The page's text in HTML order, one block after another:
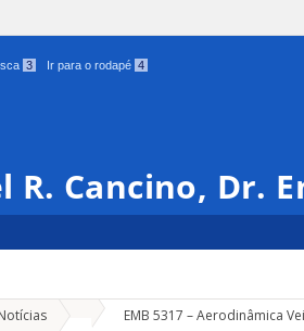
3 Ir para o rodapé 4
R. Cancino, Dr.
EMB 5317 – Aerodinâmica